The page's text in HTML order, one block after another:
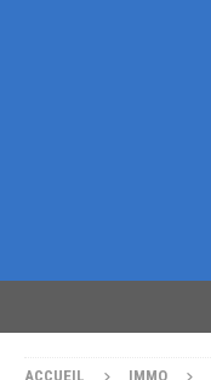
ACCUEIL IMMO